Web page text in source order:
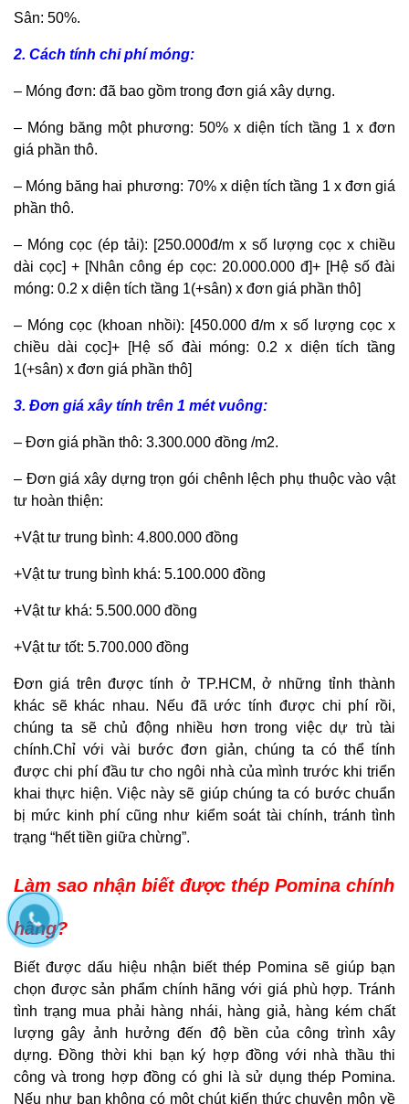
Sân: 50%.
2. Cách tính chi phí móng:
– Móng đơn: đã bao gồm trong đơn giá xây dựng.
– Móng băng một phương: 50% x diện tích tầng 1 x đơn
giá phần thô.
– Móng băng hai phương: 70% x diện tích tầng 1 x đơn giá
phần thô.
– Móng cọc (ép tải): [250.000đ/m x số lượng cọc x chiều
dài cọc] + [Nhân công ép cọc: 20.000.000 đ]+ [Hệ số đài
móng: 0.2 x diện tích tầng 1(+sân) x đơn giá phần thô]
– Móng cọc (khoan nhồi): [450.000 đ/m x số lượng cọc x
chiều dài cọc]+ [Hệ số đài móng: 0.2 x diện tích tầng
1(+sân) x đơn giá phần thô]
3. Đơn giá xây tính trên 1 mét vuông:
– Đơn giá phần thô: 3.300.000 đồng /m2.
– Đơn giá xây dựng trọn gói chênh lệch phụ thuộc vào vật
tư hoàn thiện:
+Vật tư trung bình: 4.800.000 đồng
+Vật tư trung bình khá: 5.100.000 đồng
+Vật tư khá: 5.500.000 đồng
+Vật tư tốt: 5.700.000 đồng
Đơn giá trên được tính ở TP.HCM, ở những tỉnh thành
khác sẽ khác nhau. Nếu đã ước tính được chi phí rồi,
chúng ta sẽ chủ động nhiều hơn trong việc dự trù tài
chính.Chỉ với vài bước đơn giản, chúng ta có thể tính
được chi phí đầu tư cho ngôi nhà của mình trước khi triển
khai thực hiện. Việc này sẽ giúp chúng ta có bước chuẩn
bị mức kinh phí cũng như kiểm soát tài chính, tránh tình
trạng “hết tiền giữa chừng”.
Làm sao nhận biết được thép Pomina chính
hãng?
Biết được dấu hiệu nhận biết thép Pomina sẽ giúp bạn
chọn được sản phẩm chính hãng với giá phù hợp. Tránh
tình trạng mua phải hàng nhái, hàng giả, hàng kém chất
lượng gây ảnh hưởng đến độ bền của công trình xây
dựng. Đồng thời khi bạn ký hợp đồng với nhà thầu thi
công và trong hợp đồng có ghi là sử dụng thép Pomina.
Nếu như bạn không có một chút kiến thức chuyên môn về